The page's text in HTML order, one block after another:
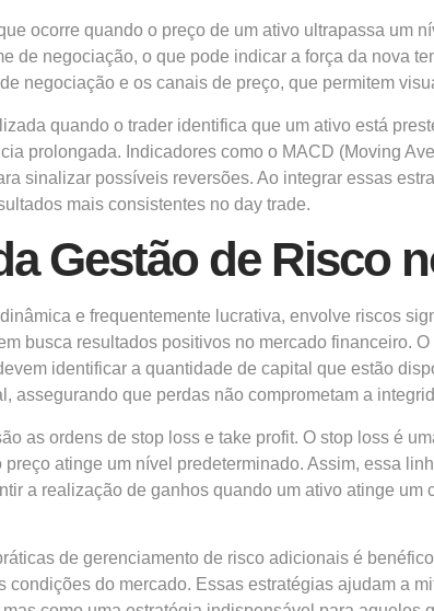
ocorre quando o preço de um ativo ultrapassa um
de negociação, o que pode indicar a força da nova
negociação e os canais de preço, que permitem
quando o trader identifica que um ativo está
prolongada. Indicadores como o MACD (Moving
sinalizar possíveis reversões. Ao integrar essas
mais consistentes no day trade.
Gestão de Risco
e frequentemente lucrativa, envolve riscos
busca resultados positivos no mercado financeiro.
identificar a quantidade de capital que estão
assegurando que perdas não comprometam a
as ordens de stop loss e take profit. O stop loss é
atinge um nível predeterminado. Assim, essa
a realização de ganhos quando um ativo atinge
de gerenciamento de risco adicionais é
condições do mercado. Essas estratégias ajudam a